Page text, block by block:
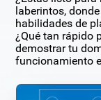
laberintos,
habilidades de
¿Qué tan rápido
demostrar tu
funcionamiento